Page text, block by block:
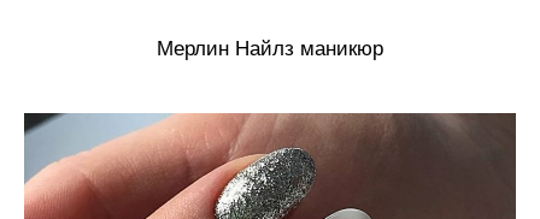
Мерлин Найлз маникюр